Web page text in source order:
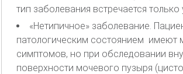
тип заболевания встречается только
«Нетипичное» заболевание.
патологическим состоянием имеют
симптомов, но при обследовании
поверхности мочевого пузыря